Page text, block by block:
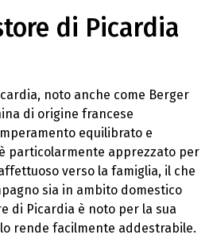
di Picardia
noto anche come Berger
di origine francese
equilibrato e
particolarmente apprezzato per
verso la famiglia, il che
sia in ambito domestico
di Picardia è noto per la sua
rende facilmente addestrabile.